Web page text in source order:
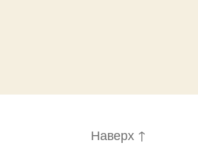
Наверх ↑